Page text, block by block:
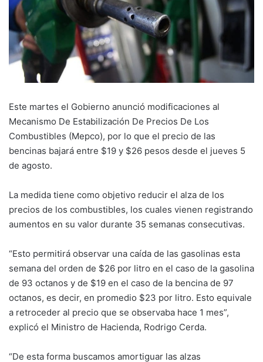
Este martes el Gobierno anunció modificaciones al
Mecanismo De Estabilización De Precios De Los
Combustibles (Mepco), por lo que el precio de las
bencinas bajará entre $19 y $26 pesos desde el jueves 5
de agosto.
La medida tiene como objetivo reducir el alza de los
precios de los combustibles, los cuales vienen registrando
aumentos en su valor durante 35 semanas consecutivas.
“Esto permitirá observar una caída de las gasolinas esta
semana del orden de $26 por litro en el caso de la gasolina
de 93 octanos y de $19 en el caso de la bencina de 97
octanos, es decir, en promedio $23 por litro. Esto equivale
a retroceder al precio que se observaba hace 1 mes”,
explicó el Ministro de Hacienda, Rodrigo Cerda.
“De esta forma buscamos amortiguar las alzas